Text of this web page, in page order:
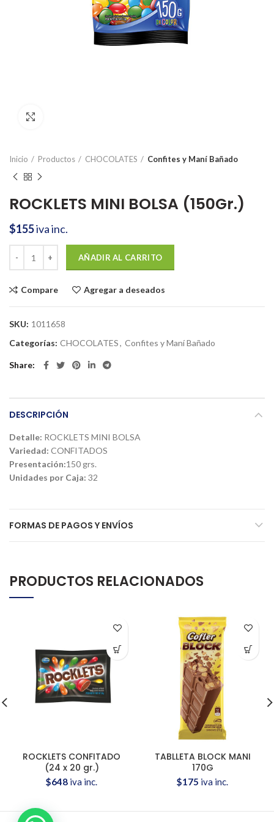
Inicio Productos CHOCOLATES Confites y Maní Bañado
ROCKLETS MINI BOLSA (150Gr.)
$155iva inc.
ROCKLETS MINI BOLSA (150Gr.) cantidad
AÑADIR AL CARRITO
Compare Agregar a deseados
SKU: 1011658
Categorías: CHOCOLATES, Confites y Maní Bañado
Share
DESCRIPCIÓN
Detalle: ROCKLETS MINI BOLSA
Variedad: CONFITADOS
Presentación:150 grs.
Unidades por Caja: 32
FORMAS DE PAGOS Y ENVÍOS
PRODUCTOS RELACIONADOS
ROCKLETS CONFITADO
(24 x 20 gr.)
$648 iva inc.
TABLLETA BLOCK MANI
170G
$175 iva inc.